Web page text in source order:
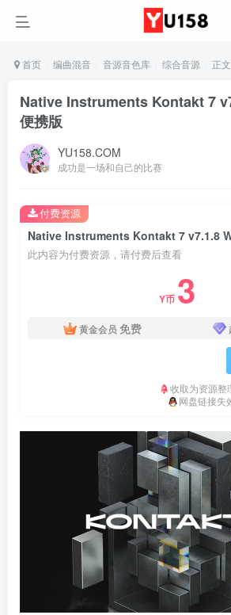
首页 编曲混音 音源音色库 综合音源 正文
Native Instruments Kontakt 7
便携版
YU158.COM
成功是一场和自己的比赛
Native Instruments Kontakt 7 v7.1.8
此内容为付费资源，请付费后查看
Y币 3
黄金会员 免费
收取为资源整
网盘链接失
付费资源